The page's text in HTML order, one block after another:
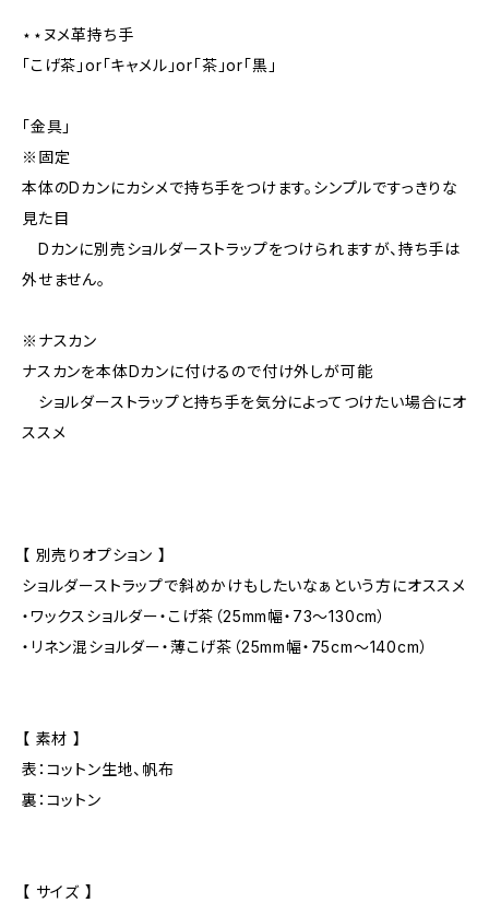
⋆⋆ヌメ革持ち手
「こげ茶」or「キャメル」or「茶」or「黒」
「金具」
※固定
本体のDカンにカシメで持ち手をつけます。シンプルですっきりな
見た目
Dカンに別売ショルダーストラップをつけられますが、持ち手は
外せません。
※ナスカン
ナスカンを本体Dカンに付けるので付け外しが可能
ショルダーストラップと持ち手を気分によってつけたい場合にオ
ススメ
【 別売りオプション 】
ショルダーストラップで斜めかけもしたいなぁという方にオススメ
・ワックスショルダー・こげ茶（25mm幅・73〜130cm）
・リネン混ショルダー・薄こげ茶（25mm幅・75cm～140cm）
【 素材 】
表：コットン生地、帆布
裏：コットン
【 サイズ 】